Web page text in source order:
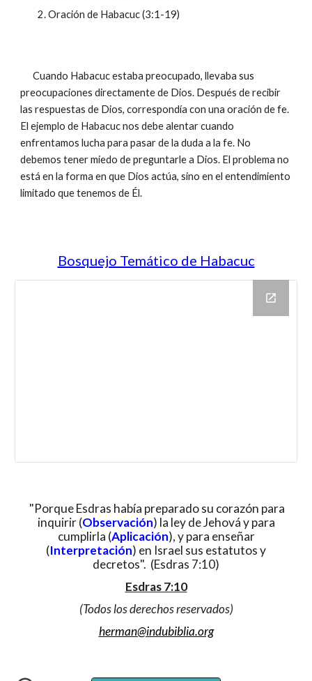
Oración de Habacuc (3:1-19)
Cuando Habacuc estaba preocupado, llevaba sus
preocupaciones directamente de Dios. Después de recibir
las respuestas de Dios, correspondía con una oración de fe.
El ejemplo de Habacuc nos debe alentar cuando
enfrentamos lucha para pasar de la duda a la fe. No
debemos tener miedo de preguntarle a Dios. El problema no
está en la forma en que Dios actúa, sino en el entendimiento
limitado que tenemos de Él.
Bosquejo Temático de Habacuc
"Porque Esdras había preparado su corazón para
inquirir (Observación) la ley de Jehová y para
cumplirla (Aplicación), y para enseñar
(Interpretación) en Israel sus estatutos y
decretos". (Esdras 7:10)
Esdras 7:10
(Todos los derechos reservados)
herman@indubiblia.org